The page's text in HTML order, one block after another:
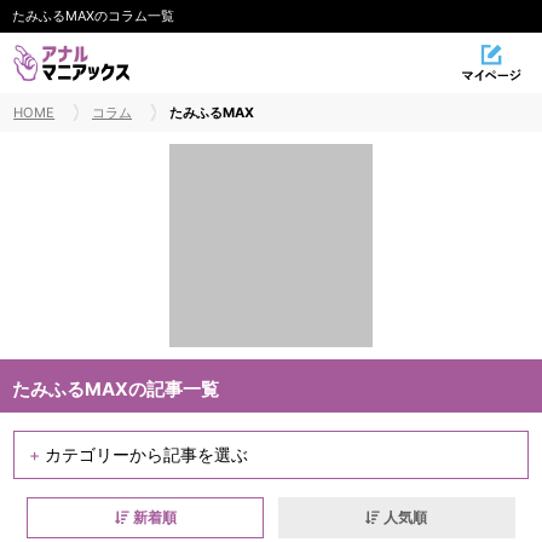
たみふるMAXのコラム一覧
HOME コラム たみふるMAX
たみふるMAXの記事一覧
+ カテゴリーから記事を選ぶ
すべて
新着順 人気順